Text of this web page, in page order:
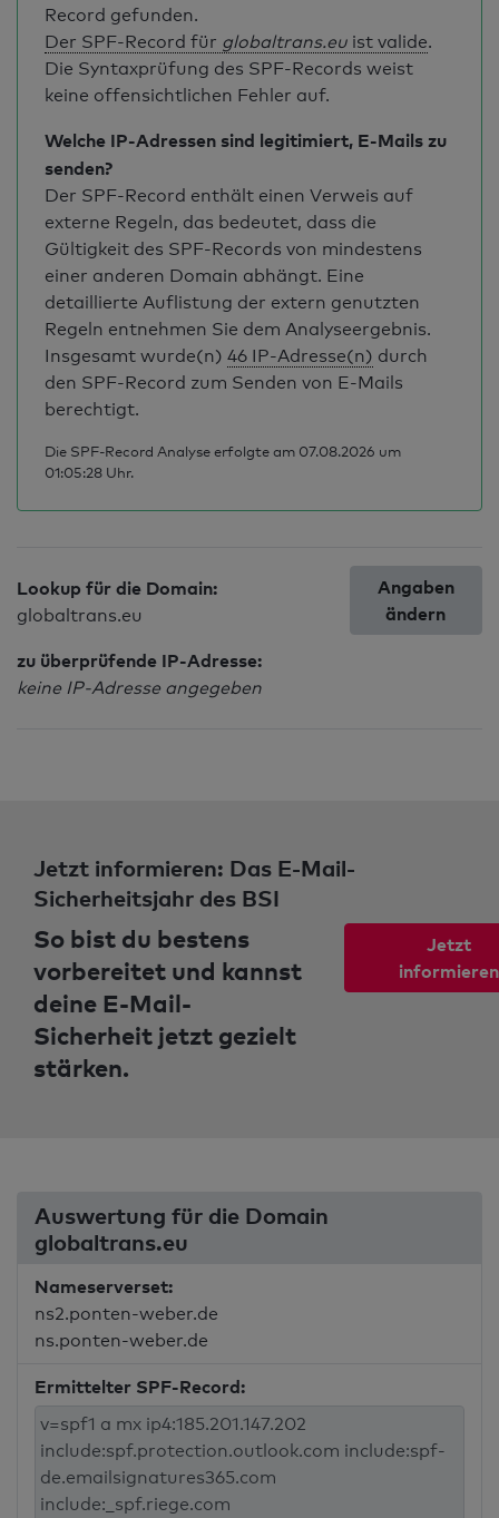
Record gefunden.
Der SPF-Record für globaltrans.eu ist valide.
Die Syntaxprüfung des SPF-Records weist
keine offensichtlichen Fehler auf.
Welche IP-Adressen sind legitimiert, E-Mails zu
senden?
Der SPF-Record enthält einen Verweis auf
externe Regeln, das bedeutet, dass die
Gültigkeit des SPF-Records von mindestens
einer anderen Domain abhängt. Eine
detaillierte Auflistung der extern genutzten
Regeln entnehmen Sie dem Analyseergebnis.
Insgesamt wurde(n) 46 IP-Adresse(n) durch
den SPF-Record zum Senden von E-Mails
berechtigt.
Die SPF-Record Analyse erfolgte am 07.08.2026 um
01:05:28 Uhr.
Lookup für die Domain:
globaltrans.eu
zu überprüfende IP-Adresse:
keine IP-Adresse angegeben
Angaben
ändern
Jetzt informieren: Das E-Mail-
Sicherheitsjahr des BSI
So bist du bestens
vorbereitet und kannst
deine E-Mail-
Sicherheit jetzt gezielt
stärken.
Jetzt
informieren
Auswertung für die Domain
globaltrans.eu
Nameserverset:
ns2.ponten-weber.de
ns.ponten-weber.de
Ermittelter SPF-Record: